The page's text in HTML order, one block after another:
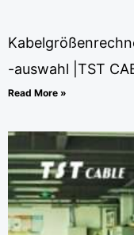
-auswahl |TST
Read More »